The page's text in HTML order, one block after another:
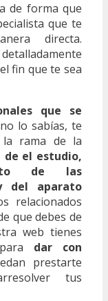
de forma que
que te
directa.
fin que te sea
que se
lo sabías, te
la rama de la
de el estudio,
de las
del aparato
relacionados
que debes de
web tienes
dar con
prestarte
tus